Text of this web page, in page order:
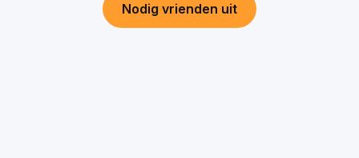
Nodig vrienden uit